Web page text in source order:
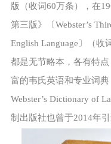
版（收词60万条），在
第三版》〔Webster’s
English Language〕（收
都是无节略本，各有特
富的韦氏英语和专业词
Webster’s Dictionary of
制出版社也曾于2014年引